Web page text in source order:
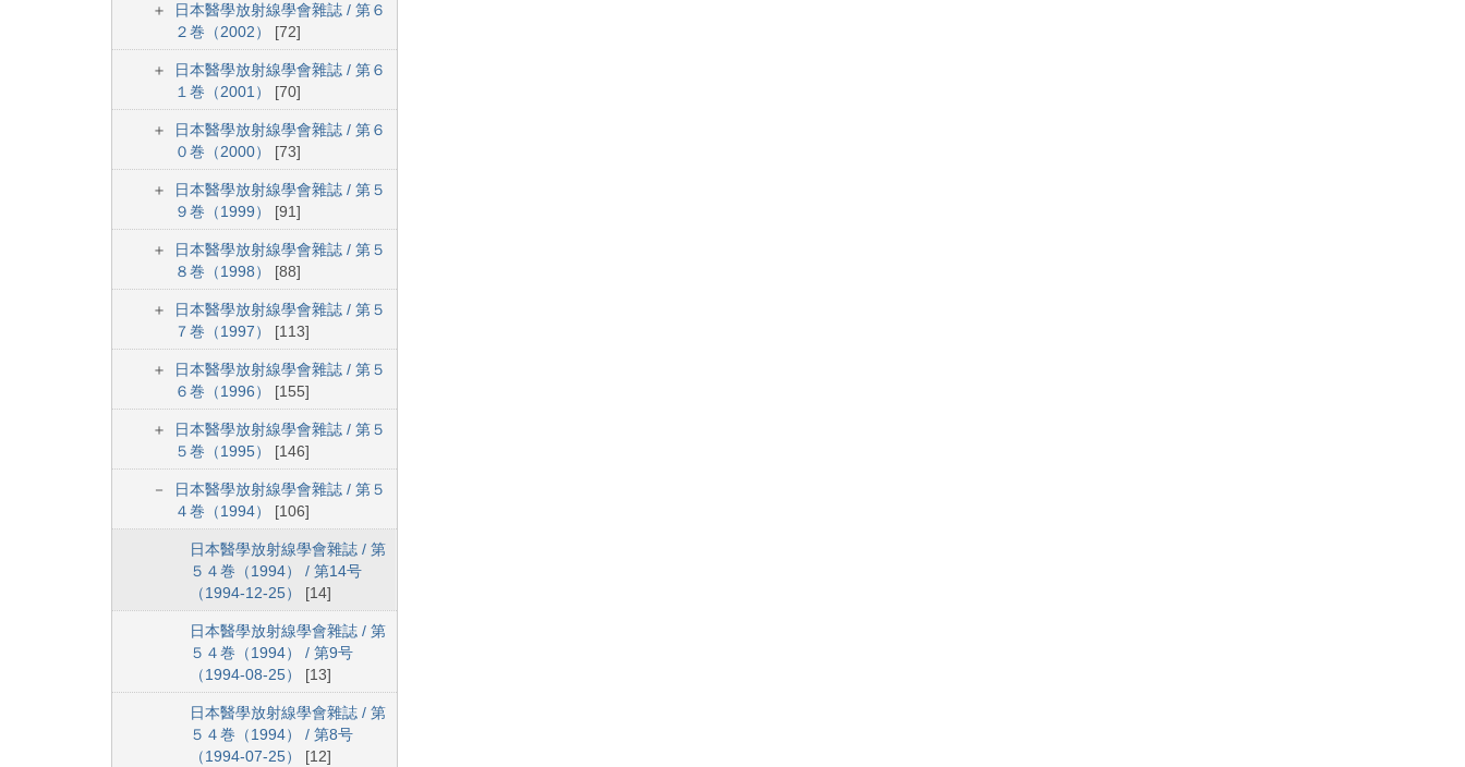
日本醫學放射線學會雜誌 / 第６
２巻（2002） [72]
日本醫學放射線學會雜誌 / 第６
１巻（2001） [70]
日本醫學放射線學會雜誌 / 第６
０巻（2000） [73]
日本醫學放射線學會雜誌 / 第５
９巻（1999） [91]
日本醫學放射線學會雜誌 / 第５
８巻（1998） [88]
日本醫學放射線學會雜誌 / 第５
７巻（1997） [113]
日本醫學放射線學會雜誌 / 第５
６巻（1996） [155]
日本醫學放射線學會雜誌 / 第５
５巻（1995） [146]
日本醫學放射線學會雜誌 / 第５
４巻（1994） [106]
日本醫學放射線學會雜誌 / 第
５４巻（1994） / 第14号
（1994-12-25） [14]
日本醫學放射線學會雜誌 / 第
５４巻（1994） / 第9号
（1994-08-25） [13]
日本醫學放射線學會雜誌 / 第
５４巻（1994） / 第8号
（1994-07-25） [12]